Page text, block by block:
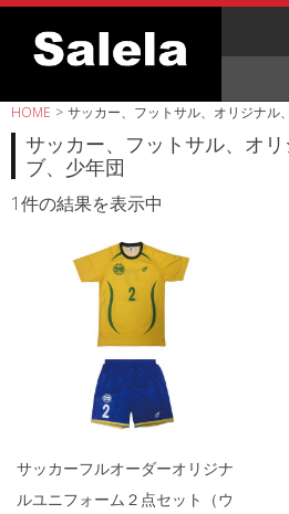
Skip
content
HOME > サッカー、フットサル、オリジナル
サッカー、フットサル、オ
ブ、少年団
1件の結果を表示中
サッカーフルオーダーオリジナ
ルユニフォーム２点セット（ウ